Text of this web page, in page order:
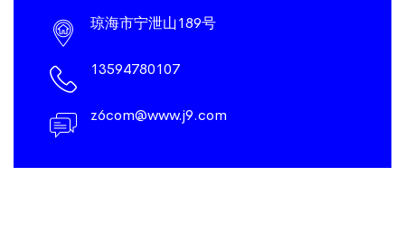
琼海市宁泄山189号
13594780107
z6com@www.j9.com